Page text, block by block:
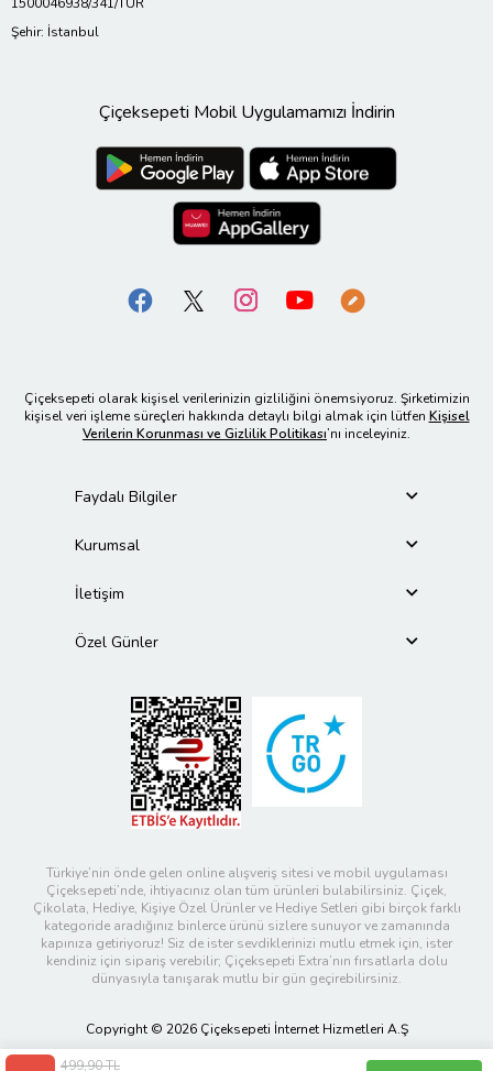
499,90 TL
1500046938/341/TUR
Şehir: İstanbul
Çiçeksepeti Mobil Uygulamamızı İndirin
Çiçeksepeti olarak kişisel verilerinizin gizliliğini önemsiyoruz. Şirketimizin
kişisel veri işleme süreçleri hakkında detaylı bilgi almak için lütfen Kişisel
Verilerin Korunması ve Gizlilik Politikası’nı inceleyiniz.
Faydalı Bilgiler
Kurumsal
İletişim
Özel Günler
Türkiye’nin önde gelen online alışveriş sitesi ve mobil uygulaması
Çiçeksepeti’nde, ihtiyacınız olan tüm ürünleri bulabilirsiniz. Çiçek,
Çikolata, Hediye, Kişiye Özel Ürünler ve Hediye Setleri gibi birçok farklı
kategoride aradığınız binlerce ürünü sizlere sunuyor ve zamanında
kapınıza getiriyoruz! Siz de ister sevdiklerinizi mutlu etmek için, ister
kendiniz için sipariş verebilir; Çiçeksepeti Extra’nın fırsatlarla dolu
dünyasıyla tanışarak mutlu bir gün geçirebilirsiniz.
Copyright © 2026 Çiçeksepeti İnternet Hizmetleri A.Ş